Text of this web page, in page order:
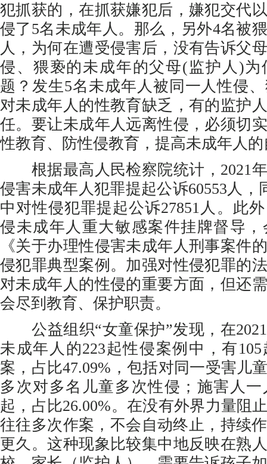
犯抓获的，在抓获嫌犯后，嫌犯交代
侵了5名未成年人。那么，另外4名被
人，为何在遭受侵害后，没有告诉父
侵、猥亵的未成年的父母(监护人)为
题？发生5名未成年人被同一人性侵
对未成年人的性教育缺乏，有的监护
任。要让未成年人远离性侵，必须切
性教育、防性侵教育，提高未成年人
根据最高人民检察院统计，2021
侵害未成年人犯罪提起公诉60553人，
中对性侵犯罪提起公诉27851人。此
侵未成年人重大敏感案件挂牌督导
《关于办理性侵害未成年人刑事案件
侵犯罪典型案例。加强对性侵犯罪的
对未成年人的性侵的重要方面，但还
会尽到教育、保护职责。
公益组织“女童保护”发现，在
未成年人的223起性侵案例中，有
案，占比47.09%，包括对同一受害儿
多次对多名儿童多次性侵；施害人
起，占比26.00%。在没有外界力量阻
往往多次作案，不会自动终止，持续
更久。这种现象比较集中地反映在熟